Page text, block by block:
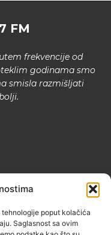
poput kolačića
Saglasnost sa ovim
FM
frekvencije od
godinama smo
smisla razmišljati
72000 ZENICA